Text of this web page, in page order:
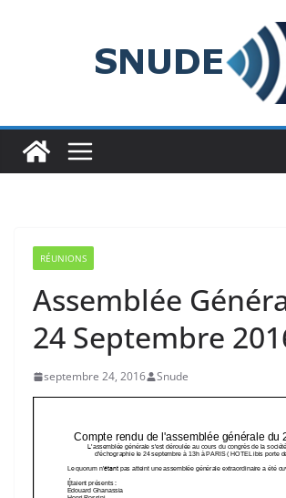
RÉUNIONS
Assemblée
24 Septembre
septembre 24, 2016 Snude